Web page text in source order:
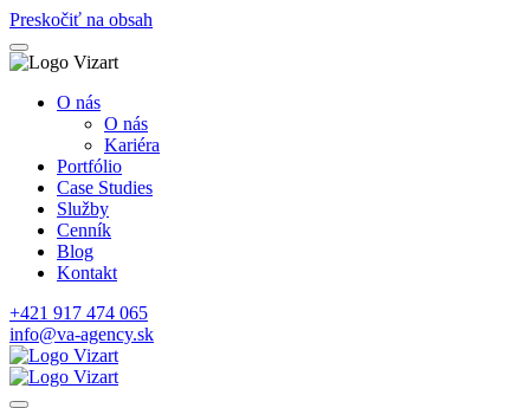
Preskočiť na obsah
O nás
O nás
Kariéra
Portfólio
Case Studies
Služby
Cenník
Blog
Kontakt
+421 917 474 065
info@va-agency.sk